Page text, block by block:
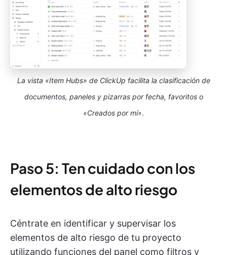
La vista «Item Hubs» de ClickUp facilita la clasificación de
documentos, paneles y pizarras por fecha, favoritos o
«Creados por mí».
Paso 5: Ten cuidado con los
elementos de alto riesgo
Céntrate en identificar y supervisar los
elementos de alto riesgo de tu proyecto
utilizando funciones del panel como filtros y